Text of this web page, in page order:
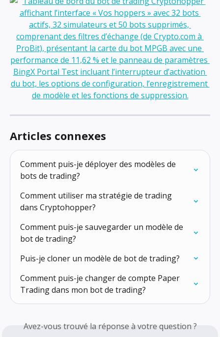
Articles connexes
Comment puis-je déployer des modèles de
bots de trading?
Comment utiliser ma stratégie de trading
dans Cryptohopper?
Comment puis-je sauvegarder un modèle de
bot de trading?
Puis-je cloner un modèle de bot de trading?
Comment puis-je changer de compte Paper
Trading dans mon bot de trading?
Avez-vous trouvé la réponse à votre question ?